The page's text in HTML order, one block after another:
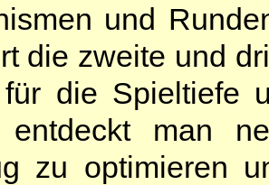
und
die zweite und
die Spieltiefe
entdeckt man
zu optimieren